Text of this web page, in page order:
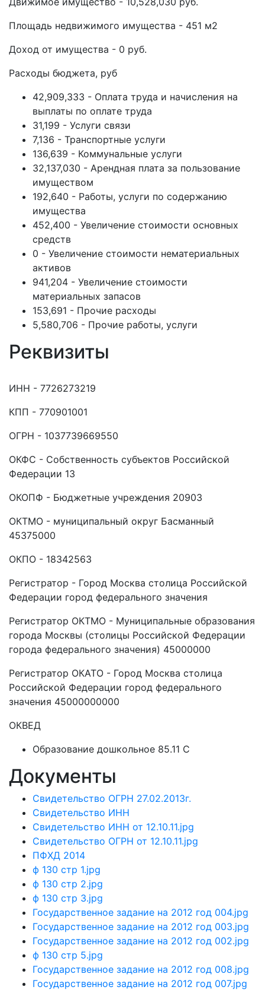
Площадь недвижимого имущества - 451 м2
Доход от имущества - 0 руб.
Расходы бюджета, руб
42,909,333 - Оплата труда и начисления на
выплаты по оплате труда
31,199 - Услуги связи
7,136 - Транспортные услуги
136,639 - Коммунальные услуги
32,137,030 - Арендная плата за пользование
имуществом
192,640 - Работы, услуги по содержанию
имущества
452,400 - Увеличение стоимости основных
средств
0 - Увеличение стоимости нематериальных
активов
941,204 - Увеличение стоимости
материальных запасов
153,691 - Прочие расходы
5,580,706 - Прочие работы, услуги
Реквизиты
ИНН - 7726273219
КПП - 770901001
ОГРН - 1037739669550
ОКФС - Собственность субъектов Российской
Федерации 13
ОКОПФ - Бюджетные учреждения 20903
ОКТМО - муниципальный округ Басманный
45375000
ОКПО - 18342563
Регистратор - Город Москва столица Российской
Федерации город федерального значения
Регистратор ОКТМО - Муниципальные образования
города Москвы (столицы Российской Федерации
города федерального значения) 45000000
Регистратор ОКАТО - Город Москва столица
Российской Федерации город федерального
значения 45000000000
ОКВЕД
Образование дошкольное 85.11 C
Документы
Свидетельство ОГРН 27.02.2013г.
Свидетельство ИНН
Свидетельство ИНН от 12.10.11.jpg
Свидетельство ОГРН от 12.10.11.jpg
ПФХД 2014
ф 130 стр 1.jpg
ф 130 стр 2.jpg
ф 130 стр 3.jpg
Государственное задание на 2012 год 004.jpg
Государственное задание на 2012 год 003.jpg
Государственное задание на 2012 год 002.jpg
ф 130 стр 5.jpg
Государственное задание на 2012 год 008.jpg
Государственное задание на 2012 год 007.jpg